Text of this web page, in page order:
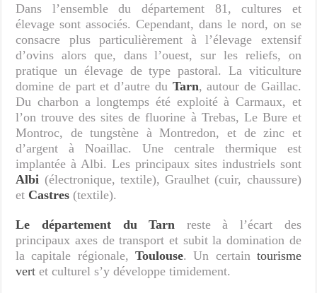
Dans l’ensemble du département 81, cultures et
élevage sont associés. Cependant, dans le nord, on se
consacre plus particulièrement à l’élevage extensif
d’ovins alors que, dans l’ouest, sur les reliefs, on
pratique un élevage de type pastoral. La viticulture
domine de part et d’autre du Tarn, autour de Gaillac.
Du charbon a longtemps été exploité à Carmaux, et
l’on trouve des sites de fluorine à Trebas, Le Bure et
Montroc, de tungstène à Montredon, et de zinc et
d’argent à Noaillac. Une centrale thermique est
implantée à Albi. Les principaux sites industriels sont
Albi (électronique, textile), Graulhet (cuir, chaussure)
et Castres (textile).
Le département du Tarn reste à l’écart des
principaux axes de transport et subit la domination de
la capitale régionale, Toulouse. Un certain tourisme
vert et culturel s’y développe timidement.